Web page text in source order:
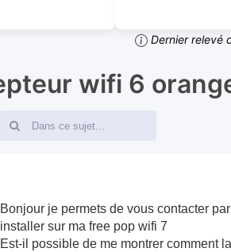
Dernier relevé
wifi 6
Bonjour je permets de vous contacter
installer sur ma free pop wifi 7
Est-il possible de me montrer comment